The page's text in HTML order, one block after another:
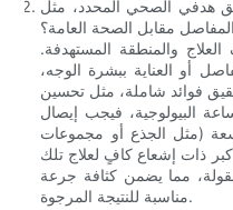
هدفي الصحي المحدد، مثل
مقابل الصحة العامة؟
والمنطقة المستهدفة.
أو العناية ببشرة الوجه،
فوائد شاملة، مثل تحسين
البيولوجية، فيجب إيصال
(مثل الجذع أو مجموعات
ذات إشعاع كافٍ لعلاج تلك
مما يضمن كثافة جرعة
مناسبة للنتيجة المرجوة.